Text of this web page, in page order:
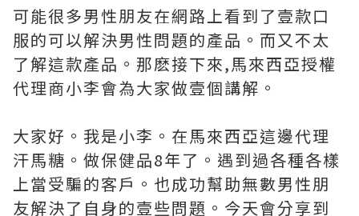
可能很多男性朋友在網路上看到了壹款口
服的可以解決男性問題的產品。而又不太
了解這款產品。那麽接下來,馬來西亞授權
代理商小李會為大家做壹個講解。
大家好。我是小李。在馬來西亞這邊代理
汗馬糖。做保健品8年了。遇到過各種各樣
上當受騙的客戶。也成功幫助無數男性朋
友解決了自身的壹些問題。今天會分享到